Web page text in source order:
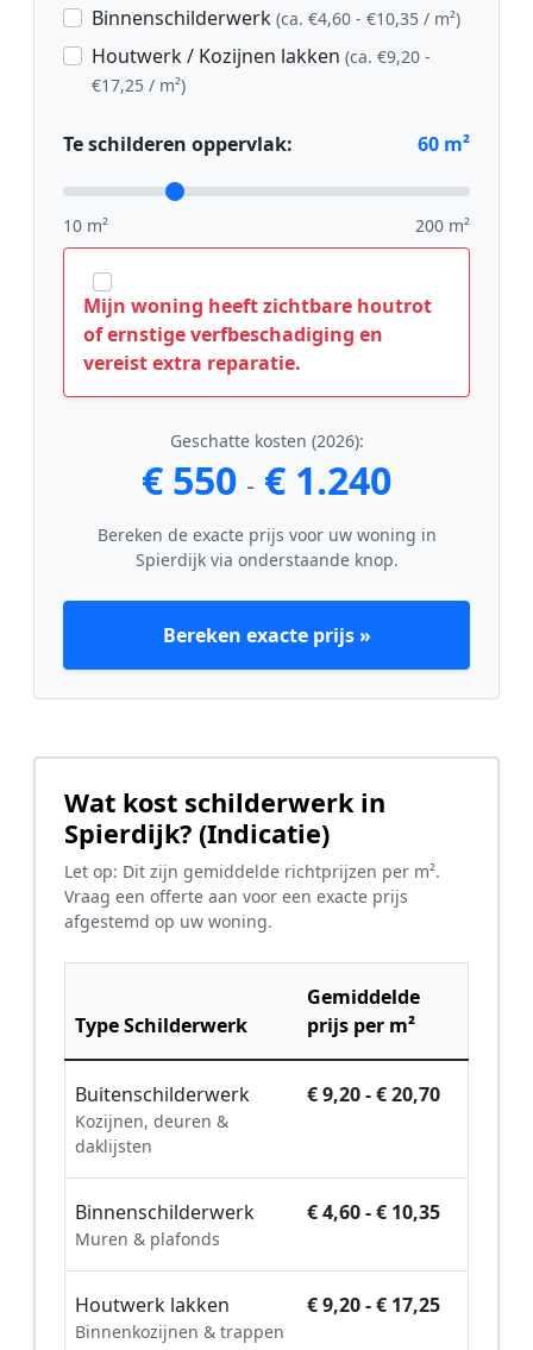
Binnenschilderwerk (ca. €4,60 - €10,35 / m²)
Houtwerk / Kozijnen lakken (ca. €9,20 -
€17,25 / m²)
Te schilderen oppervlak: 60 m²
10 m² 200 m²
Mijn woning heeft zichtbare houtrot
of ernstige verfbeschadiging en
vereist extra reparatie.
Geschatte kosten (2026):
€ 550 - € 1.240
Bereken de exacte prijs voor uw woning in
Spierdijk via onderstaande knop.
Bereken exacte prijs »
Wat kost schilderwerk in
Spierdijk? (Indicatie)
Let op: Dit zijn gemiddelde richtprijzen per m².
Vraag een offerte aan voor een exacte prijs
afgestemd op uw woning.
Type Schilderwerk
Gemiddelde
prijs per m²
Buitenschilderwerk
Kozijnen, deuren &
daklijsten
€ 9,20 - € 20,70
Binnenschilderwerk
Muren & plafonds
€ 4,60 - € 10,35
Houtwerk lakken
Binnenkozijnen & trappen
€ 9,20 - € 17,25